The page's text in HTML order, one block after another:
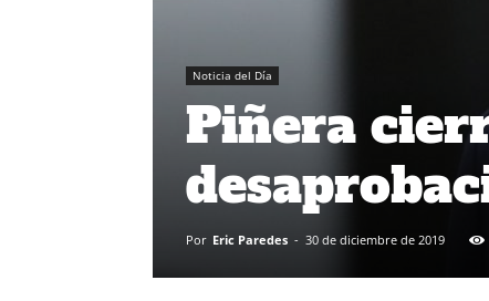
Noticia del Día
Piñera
Por Eric Paredes - 30 de diciembre de 2019